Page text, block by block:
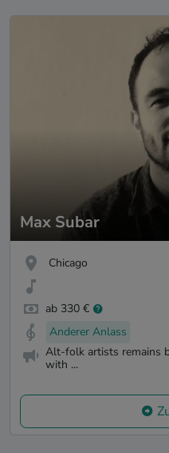
Max Subar
Chicago
ab 330 €
Anderer Anlass
Alt-folk artists remains
with ...